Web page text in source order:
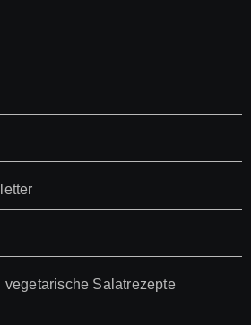
vegetarische Salatrezepte